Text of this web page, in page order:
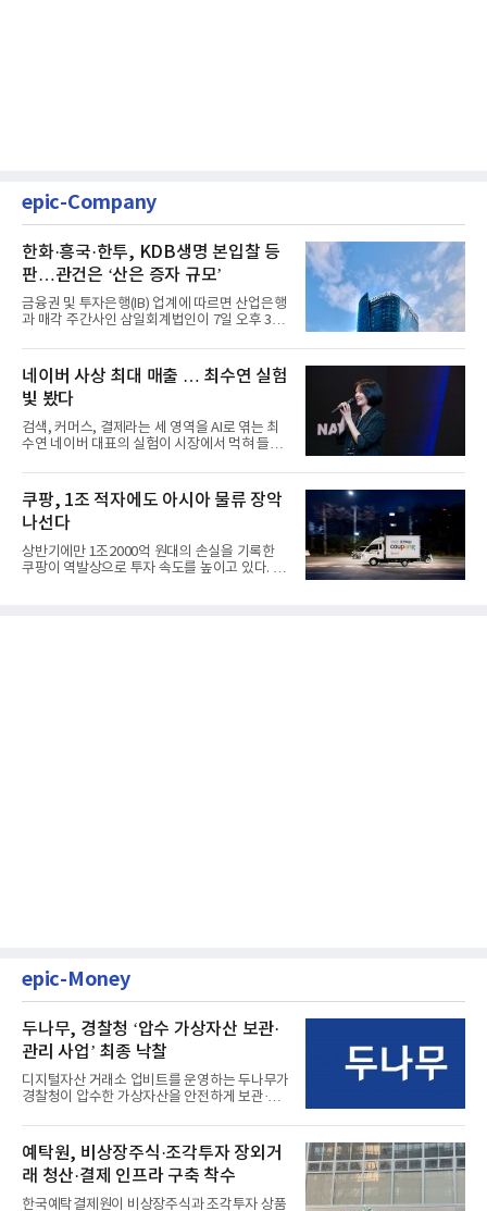
epic-Company
한화·흥국·한투, KDB생명 본입찰 등
판…관건은 ‘산은 증자 규모’
금융권 및 투자은행(IB) 업계에 따르면 산업은행
과 매각 주간사인 삼일회계법인이 7일 오후 3시
네이버 사상 최대 매출 … 최수연 실험
빛 봤다
검색, 커머스, 결제라는 세 영역을 AI로 엮는 최
수연 네이버 대표의 실험이 시장에서 먹혀 들어
쿠팡, 1조 적자에도 아시아 물류 장악
나선다
상반기에만 1조2000억 원대의 손실을 기록한
쿠팡이 역발상으로 투자 속도를 높이고 있다. 이
epic-Money
두나무, 경찰청 ‘압수 가상자산 보관·
관리 사업’ 최종 낙찰
디지털자산 거래소 업비트를 운영하는 두나무가
경찰청이 압수한 가상자산을 안전하게 보관·관
예탁원, 비상장주식·조각투자 장외거
래 청산·결제 인프라 구축 착수
한국예탁결제원이 비상장주식과 조각투자 상품